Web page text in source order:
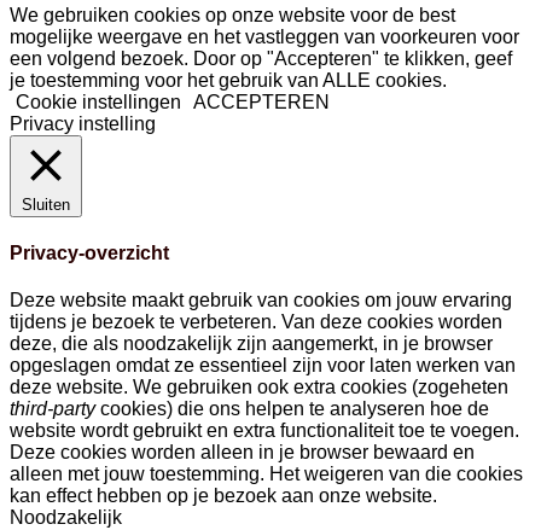
We gebruiken cookies op onze website voor de best
mogelijke weergave en het vastleggen van voorkeuren voor
een volgend bezoek. Door op "Accepteren" te klikken, geef
je toestemming voor het gebruik van ALLE cookies.
Cookie instellingen
ACCEPTEREN
Privacy instelling
Sluiten
Privacy-overzicht
Deze website maakt gebruik van cookies om jouw ervaring
tijdens je bezoek te verbeteren. Van deze cookies worden
deze, die als noodzakelijk zijn aangemerkt, in je browser
opgeslagen omdat ze essentieel zijn voor laten werken van
deze website. We gebruiken ook extra cookies (zogeheten
third-partycookies) die ons helpen te analyseren hoe de
website wordt gebruikt en extra functionaliteit toe te voegen.
Deze cookies worden alleen in je browser bewaard en
alleen met jouw toestemming. Het weigeren van die cookies
kan effect hebben op je bezoek aan onze website.
Noodzakelijk